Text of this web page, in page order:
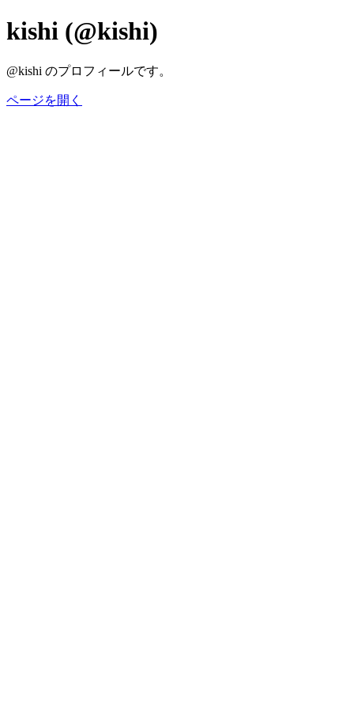
kishi (@kishi)
@kishi のプロフィールです。
ページを開く